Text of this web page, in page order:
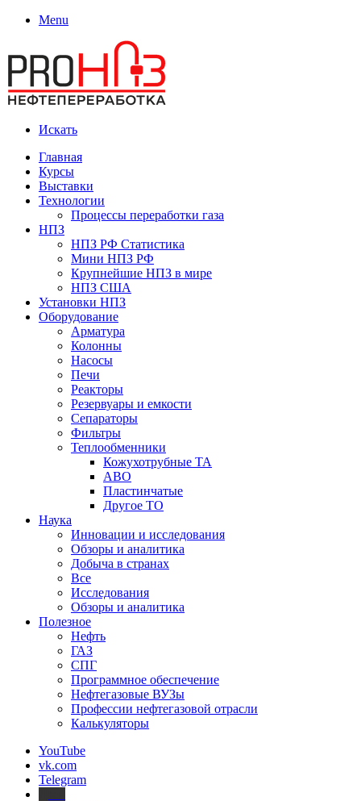
Menu
Искать
Главная
Курсы
Выставки
Технологии
Процессы переработки газа
НПЗ
НПЗ РФ Статистика
Мини НПЗ РФ
Крупнейшие НПЗ в мире
НПЗ США
Установки НПЗ
Оборудование
Арматура
Колонны
Насосы
Печи
Реакторы
Резервуары и емкости
Сепараторы
Фильтры
Теплообменники
Кожухотрубные ТА
АВО
Пластинчатые
Другое ТО
Наука
Инновации и исследования
Обзоры и аналитика
Добыча в странах
Все
Исследования
Обзоры и аналитика
Полезное
Нефть
ГАЗ
СПГ
Программное обеспечение
Нефтегазовые ВУЗы
Профессии нефтегазовой отрасли
Калькуляторы
YouTube
vk.com
Telegram